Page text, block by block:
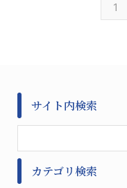
1
サイト内検索
カテゴリ検索